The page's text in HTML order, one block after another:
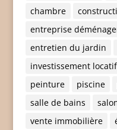
chambre
entreprise
entretien du jardin
investissement locatif
peinture
piscine
salle de bains
vente immobilière